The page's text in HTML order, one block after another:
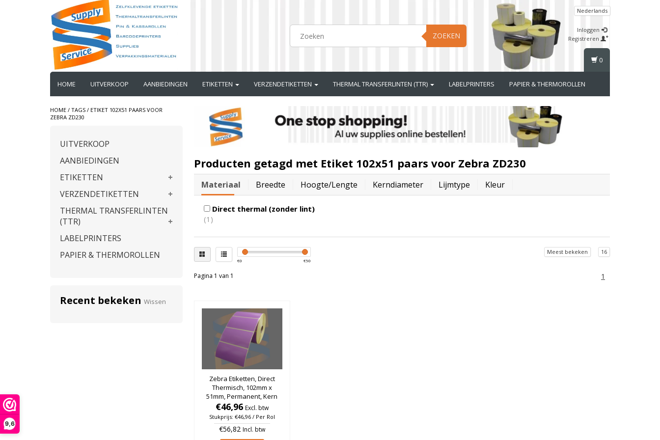
9,6
ZOEKEN
Nederlands
Inloggen
Registreren
HOME UITVERKOOP AANBIEDINGEN ETIKETTEN VERZENDETIKETTEN THERMAL TRANSFERLINTEN (TTR) LABELPRINTERS PAPIER & THERMOROLLEN
0
HOME / TAGS / ETIKET 102X51 PAARS VOOR
ZEBRA ZD230
UITVERKOOP
AANBIEDINGEN
ETIKETTEN
VERZENDETIKETTEN
THERMAL TRANSFERLINTEN
(TTR)
LABELPRINTERS
PAPIER & THERMOROLLEN
Recent bekeken Wissen
Producten getagd met Etiket 102x51 paars voor Zebra ZD230
Materiaal Breedte Hoogte/lengte Kerndiameter Lijmtype Kleur
Direct thermal (zonder lint)
(1)
€0 €50
Meest bekeken 16
Pagina 1 van 1 1
Zebra Etiketten, Direct
Thermisch, 102mm x
51mm, Permanent, Kern
25mm, Paars, rol à 1.370
stuks
€46,96 Excl. btw
Stukprijs: €46,96 / Per Rol
€56,82 Incl. btw